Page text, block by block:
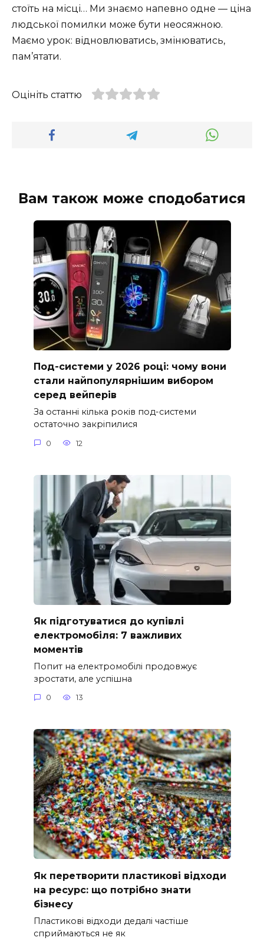
стоїть на місці… Ми знаємо напевно одне — ціна
людської помилки може бути неосяжною.
Маємо урок: відновлюватись, змінюватись,
пам’ятати.
Оцініть статтю
Вам також може сподобатися
Под-системи у 2026 році: чому вони
стали найпопулярнішим вибором
серед вейперів
За останні кілька років под-системи
остаточно закріпилися
0 12
Як підготуватися до купівлі
електромобіля: 7 важливих
моментів
Попит на електромобілі продовжує
зростати, але успішна
0 13
Як перетворити пластикові відходи
на ресурс: що потрібно знати
бізнесу
Пластикові відходи дедалі частіше
сприймаються не як